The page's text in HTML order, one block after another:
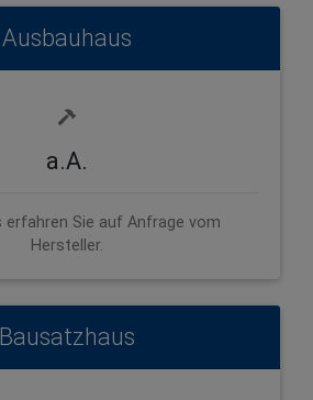
Ausbauhaus
a.A.
erfahren Sie auf Anfrage vom
Hersteller.
Bausatzhaus